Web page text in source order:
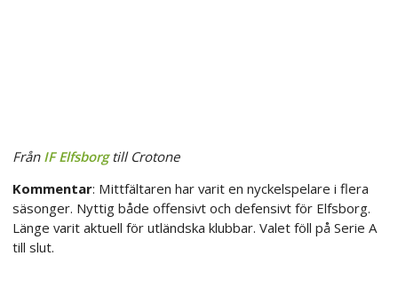
Från IF Elfsborgtill Crotone
Kommentar: Mittfältaren har varit en nyckelspelare i flera
säsonger. Nyttig både offensivt och defensivt för Elfsborg.
Länge varit aktuell för utländska klubbar. Valet föll på Serie A
till slut.